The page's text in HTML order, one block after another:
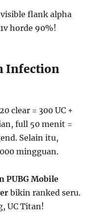
flank alpha
horde 90%!
Infection
clear = 300 UC +
full 50 menit =
Selain itu,
mingguan.
PUBG Mobile
bikin ranked seru.
UC Titan!